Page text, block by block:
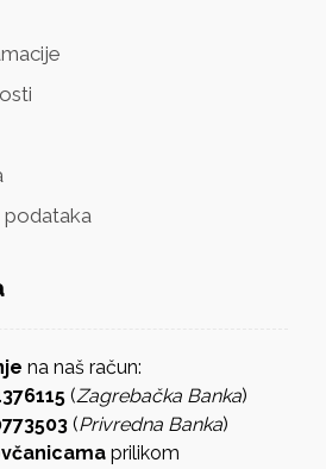
podataka
na naš račun:
(Zagrebačka Banka)
(Privredna Banka)
prilikom